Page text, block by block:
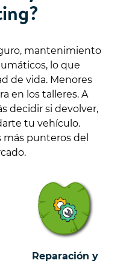
mantenimiento
lo que
de vida. Menores
en los talleres. A
decidir si devolver,
tu vehículo.
más punteros del
Reparación y